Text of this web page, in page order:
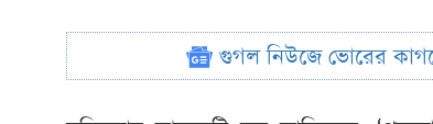
গুগল নিউজে ভোরের